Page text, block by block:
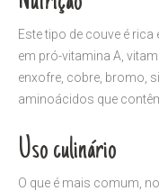
Este tipo de couve é
em pró-vitamina A,
enxofre, cobre, bromo,
aminoácidos que
Uso culinário
O que é mais comum,